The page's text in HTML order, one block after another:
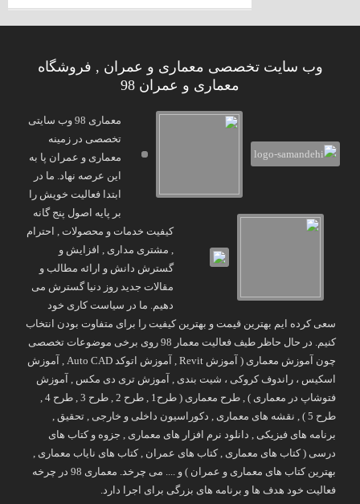
وب سایت تخصصی معماری و عمران , فروشگاه
معماری و عمران 98
معماری 98 وب سایتی
تخصصی در زمینه
معماری و عمران پا به
این عرصه نهاد. ما در
ابتدا فعالیت خویش را
بر پایه اصول پنج گانه
کیفیت خدمات و محصولات , احترام
, مشتری مداری , افزایش و
گسترش دانش و ارائه مطالب و
مقالات جدید روز دنیا گسترش می
دهیم. ما در سیاست کاری خود
سعی کرده ایم بهترین قیمت و بهترین کیفیت را برای متفاوت بودن انتخاب
کنیم. در حال حاظر طیف فعالیت معمار 98 روی برخی موضوعات تخصصی
چون آموزش معماری ( آموزش Revit , آموزش اتوکد Auto CAD , آموزش
اسکیس ، راندوف کروکی ، شیت بندی , آموزش تری دی مکس , آموزش
طرح 5 ) , نقشه های معماری , دکوراسیون داخلی و خارجی , تحقیق ,
برنامه های فیزیکی , دانلود نرم افزار های معماری , جزوه و کتاب های
درسی ( کتاب های معماری , کتاب های عمران , کتاب های نایاب معماری ,
بهترین کتاب های معماری و عمران ) و .... می چرخد. معماری 98 در چرخه
فعالیت خود هدف ها و برنامه های بزرگی برای اجرا دارد.